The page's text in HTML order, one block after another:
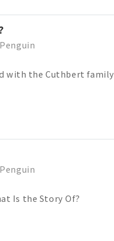
with the Cuthbert family
Is the Story Of?